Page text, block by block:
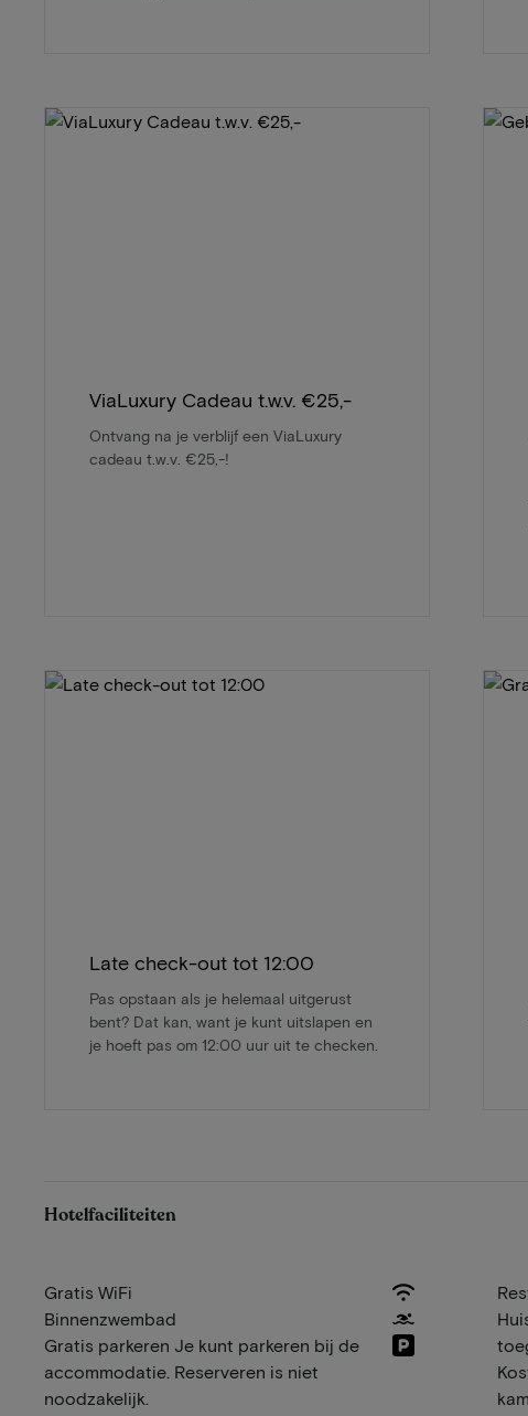
ViaLuxury Cadeau t.w.v. €25,-
Ontvang na je verblijf een ViaLuxury
cadeau t.w.v. €25,-!
Late check-out tot 12:00
Pas opstaan als je helemaal uitgerust
bent? Dat kan, want je kunt uitslapen en
je hoeft pas om 12:00 uur uit te checken.
Hotelfaciliteiten
Gratis WiFi
Binnenzwembad
Gratis parkeren Je kunt parkeren bij de
accommodatie. Reserveren is niet
noodzakelijk.